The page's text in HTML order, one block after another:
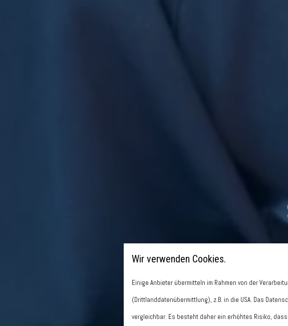
Wir verwenden Cookies.
Einige Anbieter übermitteln im Rahmen von der
(Drittlanddatenübermittlung), z.B. in die USA. Das
vergleichbar. Es besteht daher ein erhöhtes Risiko,